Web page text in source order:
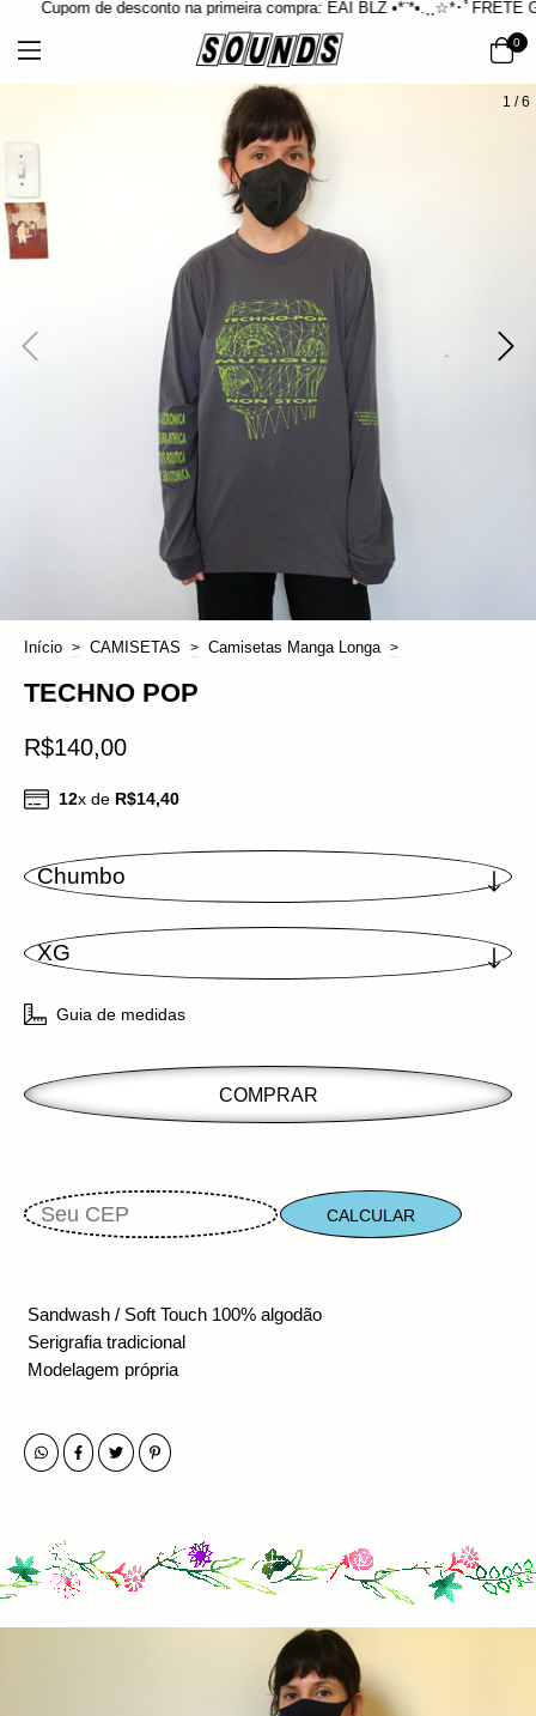
Cupom de desconto na primeira compra: EAI BLZ •*¨*•.¸¸☆*･ﾟFRETE
0
1 /6
Início > CAMISETAS > Camisetas Manga Longa >
TECHNO POP
R$140,00
12x de R$14,40
Guia de medidas
CALCULAR
Sandwash / Soft Touch 100% algodão
Serigrafia tradicional
Modelagem própria
෴